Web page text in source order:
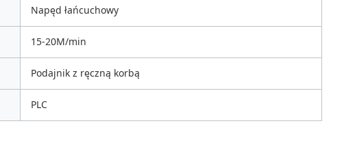
Napęd łańcuchowy
15-20M/min
Podajnik z ręczną korbą
PLC